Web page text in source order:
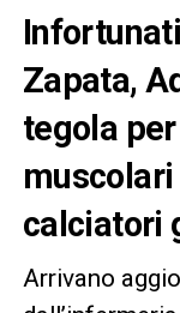
Zapata,
tegola
calciatori
Arrivano